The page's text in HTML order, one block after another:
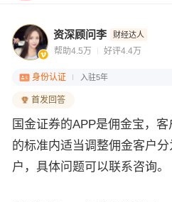
资深顾问李 财经达人
帮助4.5万 好评4.4万
身份认证 入驻5年
首发回答
国金证券的APP是佣金宝，
的标准内适当调整佣金客户
户，具体问题可以联系咨询。